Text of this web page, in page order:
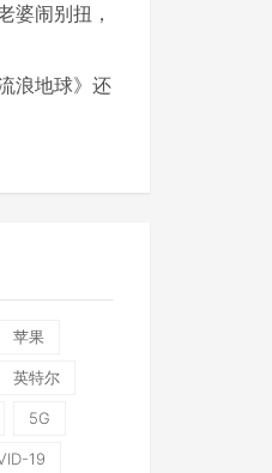
婆闹别扭，
浪地球》还
苹果
英特尔
5G
19